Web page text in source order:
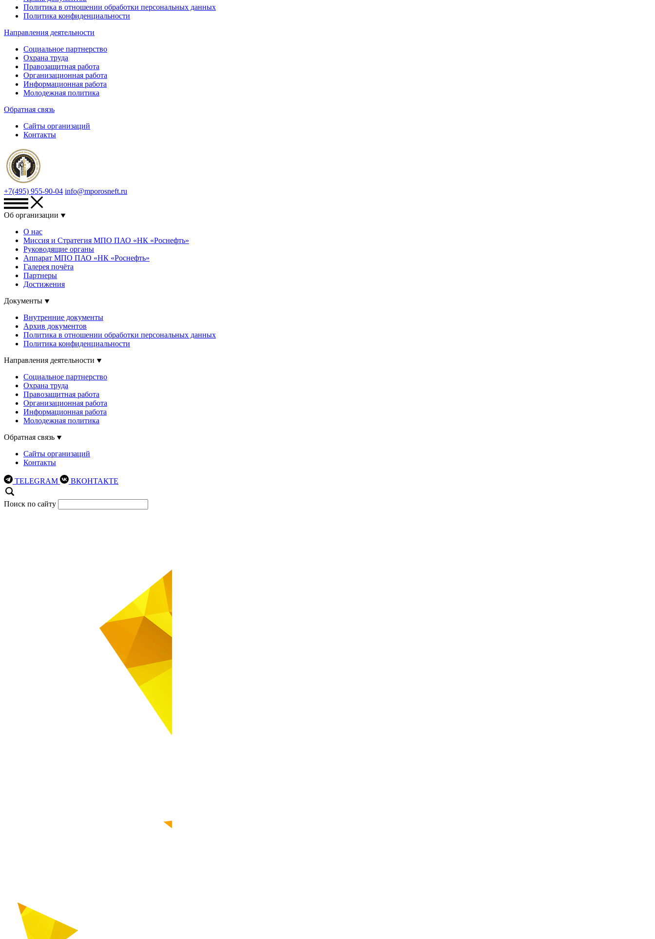
Политика в отношении обработки персональных данных
Политика конфиденциальности
Направления деятельности
Социальное партнерство
Охрана труда
Правозащитная работа
Организационная работа
Информационная работа
Молодежная политика
Обратная связь
Сайты организаций
Контакты
+7(495) 955-90-04 info@mporosneft.ru
Об организации
О нас
Миссия и Стратегия МПО ПАО «НК «Роснефть»
Руководящие органы
Аппарат МПО ПАО «НК «Роснефть»
Галерея почёта
Партнеры
Достижения
Документы
Внутренние документы
Архив документов
Политика в отношении обработки персональных данных
Политика конфиденциальности
Направления деятельности
Социальное партнерство
Охрана труда
Правозащитная работа
Организационная работа
Информационная работа
Молодежная политика
Обратная связь
Сайты организаций
Контакты
TELEGRAM ВКОНТАКТЕ
Поиск по сайту